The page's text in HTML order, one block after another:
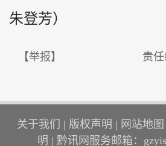
朱登芳）
【举报】 责
关于我们 | 版权声明 | 网站地图
明 | 黔讯网服务邮箱：